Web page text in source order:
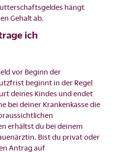
hängt
Gehalt ab.
ich
vor Beginn der
beginnt in der Regel
deines Kindes und endet
bei deiner Krankenkasse die
erhältst du bei deinem
Bist du privat oder
Antrag auf